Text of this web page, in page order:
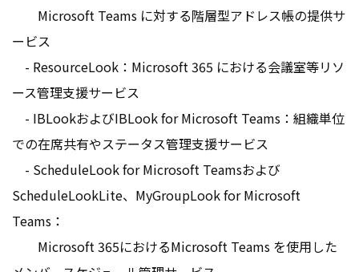
Microsoft Teams に対する階層型アドレス帳の提供サ
ービス
- ResourceLook：Microsoft 365 における会議室等リソ
ース管理支援サービス
- IBLookおよびIBLook for Microsoft Teams：組織単位
での在席共有やステータス管理支援サービス
- ScheduleLook for Microsoft Teamsおよび
ScheduleLookLite、MyGroupLook for Microsoft
Teams：
Microsoft 365におけるMicrosoft Teams を使用した